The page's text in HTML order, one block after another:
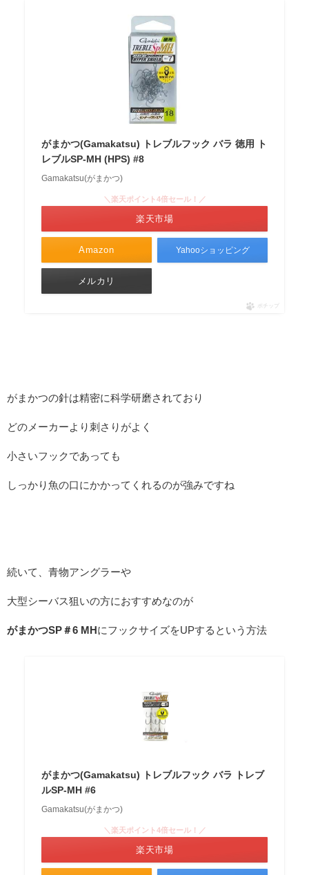
がまかつ(Gamakatsu) トレブルフック バラ 徳用 ト
レブルSP-MH (HPS) #8
Gamakatsu(がまかつ)
Amazon
＼楽天ポイント4倍セール！／
楽天市場
Yahooショッピング
メルカリ
ポチップ
がまかつの針は精密に科学研磨されており
どのメーカーより刺さりがよく
小さいフックであっても
しっかり魚の口にかかってくれるのが強みですね
続いて、青物アングラーや
大型シーバス狙いの方におすすめなのが
がまかつSP＃6 MHにフックサイズをUPするという方法
がまかつ(Gamakatsu) トレブルフック バラ トレブ
ルSP-MH #6
Gamakatsu(がまかつ)
＼楽天ポイント4倍セール！／
楽天市場